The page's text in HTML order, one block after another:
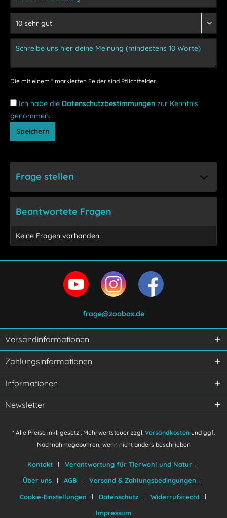
Die mit einem * markierten Felder sind Pflichtfelder.
Ich habe die Datenschutzbestimmungen zur Kenntnis
genommen.
Speichern
Frage stellen
Ich habe die
verstanden und stimme zu.
Mit * gekennzeichnete Felder sind Pflichtfelder.
Senden
Beantwortete Fragen
Keine Fragen vorhanden
frage@zoobox.de
Versandinformationen
Zahlungsinformationen
Informationen
Newsletter
* Alle Preise inkl. gesetzl. Mehrwertsteuer zzgl. Versandkosten und ggf.
Nachnahmegebühren, wenn nicht anders beschrieben
Kontakt
Verantwortung für Tierwohl und Natur
Über uns
AGB
Versand & Zahlungsbedingungen
Cookie-Einstellungen
Datenschutz
Widerrufsrecht
Impressum